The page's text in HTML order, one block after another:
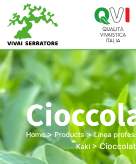
Home> Products>Linea
Kaki >